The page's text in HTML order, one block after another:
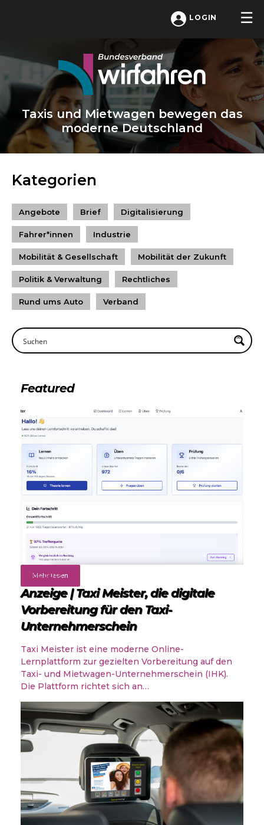
LOGIN
Taxis und Mietwagen bewegen das
moderne Deutschland
Kategorien
Angebote Brief Digitalisierung
Fahrer*innen Industrie
Mobilität & Gesellschaft Mobilität der Zukunft
Politik & Verwaltung Rechtliches
Rund ums Auto Verband
Featured
Mehr lesen
Angebote
Anzeige | Taxi Meister, die digitale
Vorbereitung für den Taxi-
Unternehmerschein
Taxi Meister ist eine moderne Online-
Lernplattform zur gezielten Vorbereitung auf den
Taxi- und Mietwagen-Unternehmerschein (IHK).
Die Plattform richtet sich an…